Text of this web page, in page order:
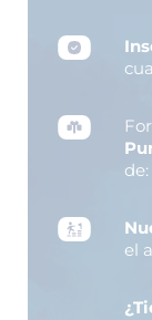
de:
el